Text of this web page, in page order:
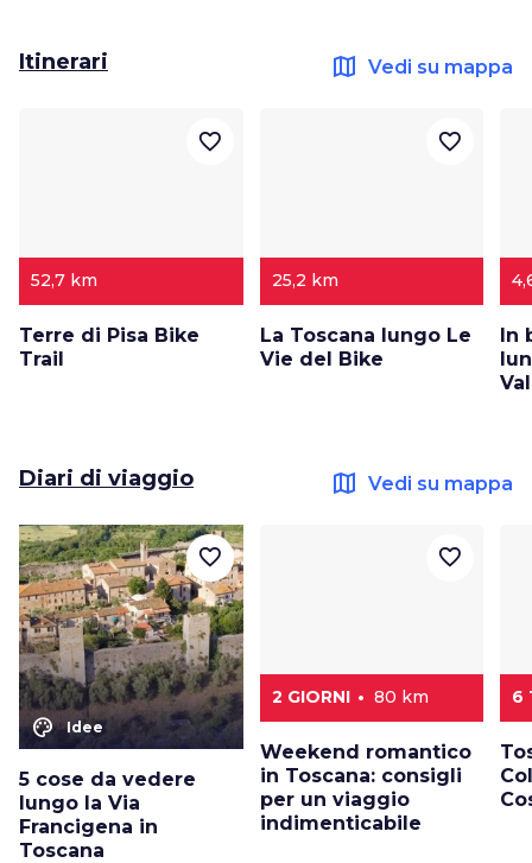
Itinerari map Vedi su mappa
52,7 km
Terre di Pisa Bike
Trail
favorite_border
25,2 km
La Toscana lungo Le
Vie del Bike
favorite_border
In
Diari di viaggio map Vedi su mappa
color_lens Idee
5 cose da vedere
lungo la Via
Francigena in
Toscana
favorite_border
2 GIORNI 80 km
Weekend romantico
in Toscana: consigli
per un viaggio
indimenticabile
favorite_border
6